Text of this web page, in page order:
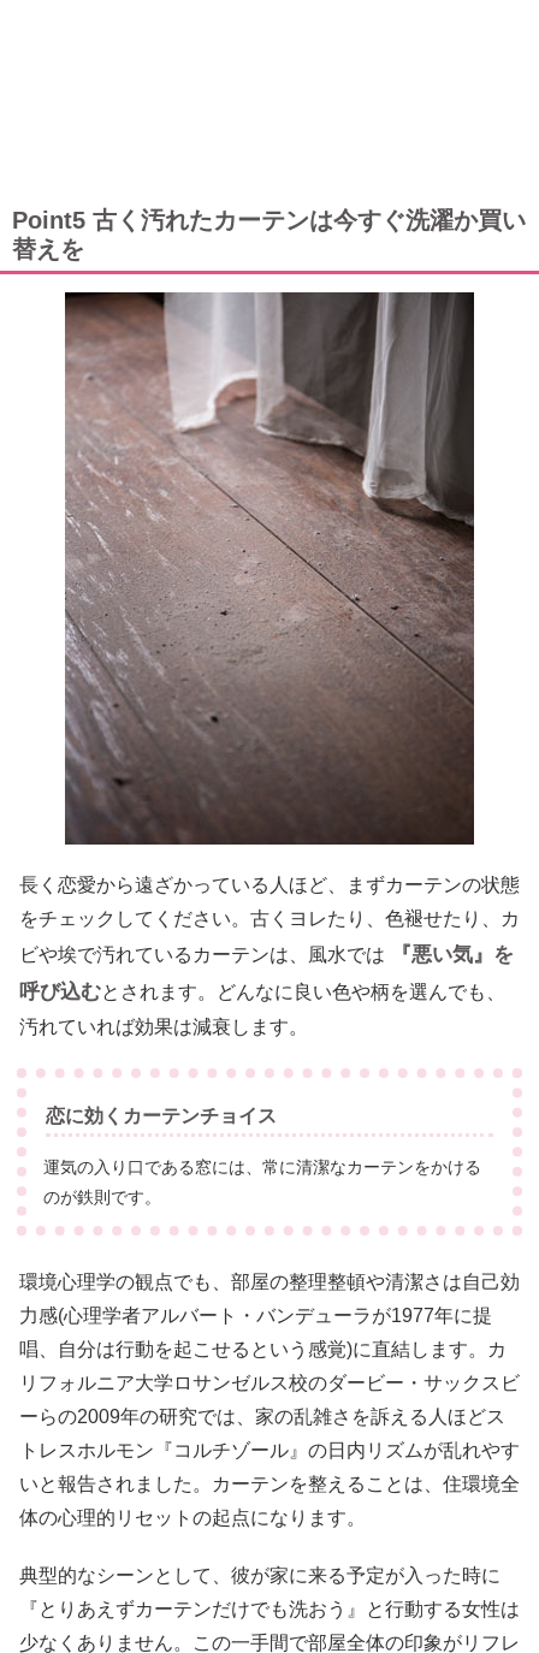
Point5 古く汚れたカーテンは今すぐ洗濯か買い
替えを
長く恋愛から遠ざかっている人ほど、まずカーテンの状態
をチェックしてください。古くヨレたり、色褪せたり、カ
ビや埃で汚れているカーテンは、風水では
『悪い気』を
呼び込むとされます。どんなに良い色や柄を選んでも、
汚れていれば効果は減衰します。
恋に効くカーテンチョイス
運気の入り口である窓には、常に清潔なカーテンをかける
のが鉄則です。
環境心理学の観点でも、部屋の整理整頓や清潔さは自己効
力感(心理学者アルバート・バンデューラが1977年に提
唱、自分は行動を起こせるという感覚)に直結します。カ
リフォルニア大学ロサンゼルス校のダービー・サックスビ
ーらの2009年の研究では、家の乱雑さを訴える人ほどス
トレスホルモン『コルチゾール』の日内リズムが乱れやす
いと報告されました。カーテンを整えることは、住環境全
体の心理的リセットの起点になります。
典型的なシーンとして、彼が家に来る予定が入った時に
『とりあえずカーテンだけでも洗おう』と行動する女性は
少なくありません。この一手間で部屋全体の印象がリフレ